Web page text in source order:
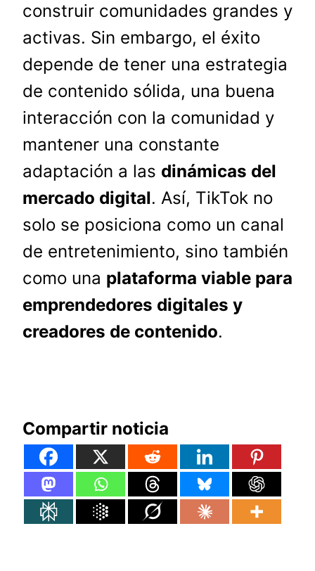
construir comunidades grandes y
activas. Sin embargo, el éxito
depende de tener una estrategia
de contenido sólida, una buena
interacción con la comunidad y
mantener una constante
adaptación a las dinámicas del
mercado digital. Así, TikTok no
solo se posiciona como un canal
de entretenimiento, sino también
como una plataforma viable para
emprendedores digitales y
creadores de contenido.
Compartir noticia